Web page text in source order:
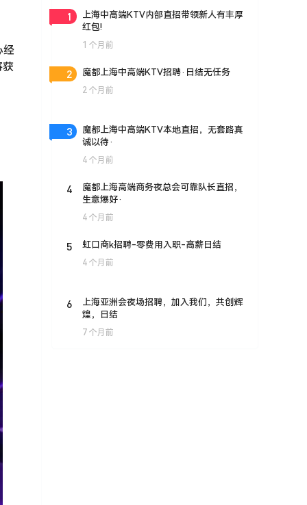
经
1
上海中高端KTV内部直招带领新人有丰厚
红包!
1 个月前
2 魔都上海中高端KTV招聘·日结无任务
2 个月前
3
魔都上海中高端KTV本地直招，无套路真
诚以待·
4 个月前
4
魔都上海高端商务夜总会可靠队长直招，
生意爆好·
4 个月前
5 虹口商k招聘-零费用入职-高薪日结
4 个月前
6
上海亚洲会夜场招聘，加入我们，共创辉
煌，日结
7 个月前